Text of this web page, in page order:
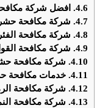
4.6.
افضل شركة
4.7. شركة مكافحة
4.8. شركة مكافحة
4.9. شركة مكافحة
4.10. شركة مكافحة
4.11. خدمات مكافحة
4.12. شركة مكافحة
4.13. شركة مكافحة